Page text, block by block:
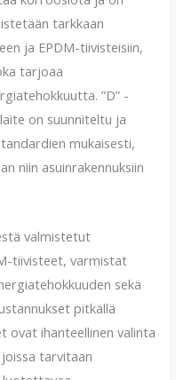
tarkkaan
ja EPDM-tiivisteisiin,
tarjoaa
”D” -
on suunniteltu ja
mukaisesti,
niin asuinrakennuksiin
valmistetut
tiivisteet, varmistat
sekä
pitkällä
ovat ihanteellinen valinta
tarvitaan